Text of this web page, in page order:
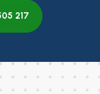
217